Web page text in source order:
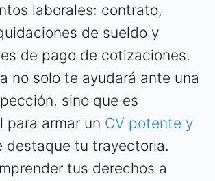
laborales: contrato,
de sueldo y
de pago de cotizaciones.
no solo te ayudará ante una
sino que es
para armar un CV potente y
destaque tu trayectoria.
tus derechos a